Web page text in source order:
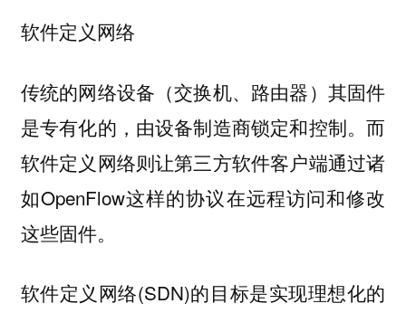
软件定义网络
传统的网络设备（交换机、路由器）其固件
是专有化的，由设备制造商锁定和控制。而
软件定义网络则让第三方软件客户端通过诸
如OpenFlow这样的协议在远程访问和修改
这些固件。
软件定义网络(SDN)的目标是实现理想化的